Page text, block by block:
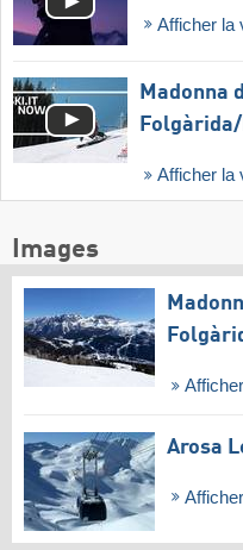
Afficher la
Madonna
Afficher la
Images
Arosa